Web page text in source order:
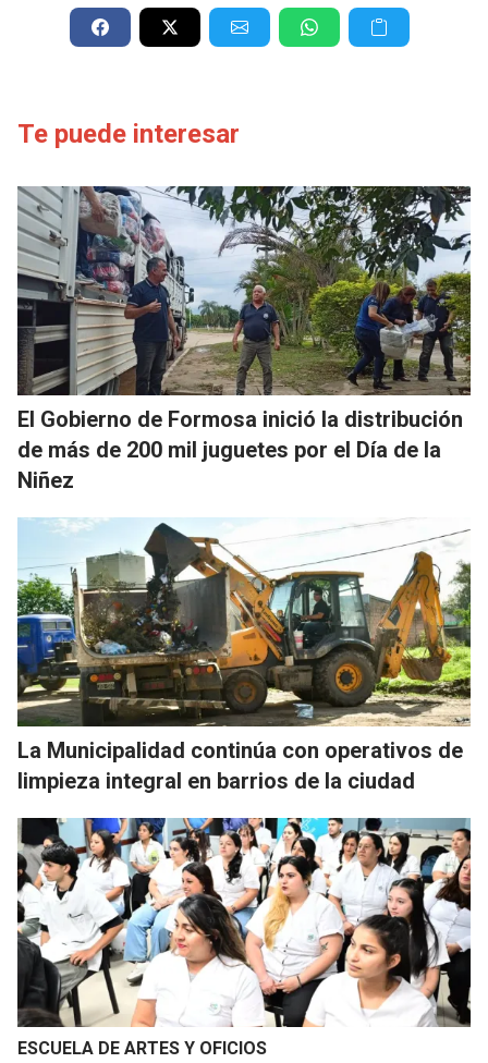
Te puede interesar
El Gobierno de Formosa inició la distribución
de más de 200 mil juguetes por el Día de la
Niñez
La Municipalidad continúa con operativos de
limpieza integral en barrios de la ciudad
ESCUELA DE ARTES Y OFICIOS